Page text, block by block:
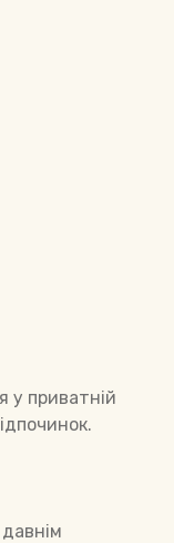
у приватній